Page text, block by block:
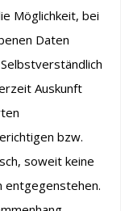
Möglichkeit, bei
Daten
Auskunft
bzw.
soweit keine
entgegenstehen.